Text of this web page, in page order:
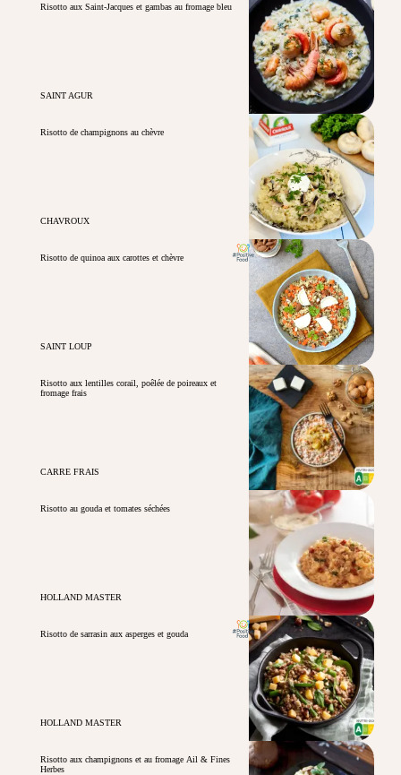
Risotto aux Saint-Jacques et gambas au fromage bleu
SAINT AGUR
Risotto de champignons au chèvre
CHAVROUX
Risotto de quinoa aux carottes et chèvre
SAINT LOUP
Risotto aux lentilles corail, poêlée de poireaux et
fromage frais
CARRE FRAIS
Risotto au gouda et tomates séchées
HOLLAND MASTER
Risotto de sarrasin aux asperges et gouda
HOLLAND MASTER
Risotto aux champignons et au fromage Ail & Fines
Herbes